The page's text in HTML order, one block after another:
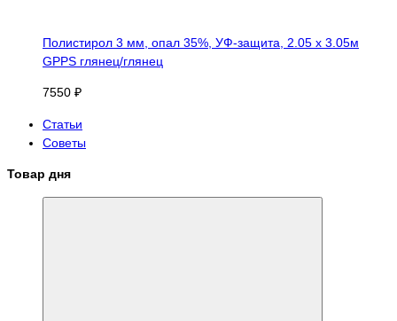
Полистирол 3 мм, опал 35%, УФ-защита, 2.05 х 3.05м
GPPS глянец/глянец
7550 ₽
Статьи
Советы
Товар дня